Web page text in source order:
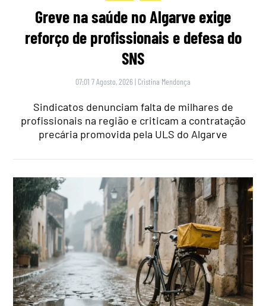
Greve na saúde no Algarve exige
reforço de profissionais e defesa do
SNS
07:01 7 Agosto, 2026 | Cristina Mendonça
Sindicatos denunciam falta de milhares de
profissionais na região e criticam a contratação
precária promovida pela ULS do Algarve